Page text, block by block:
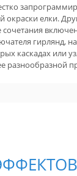
елки.
гирлянд,
каскадах или
разнообразной